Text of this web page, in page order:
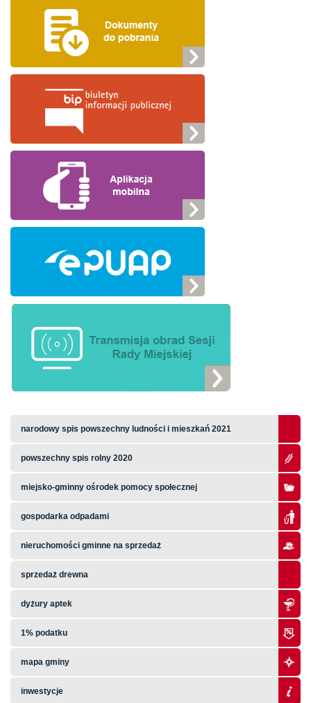
narodowy spis powszechny ludności i mieszkań 2021
powszechny spis rolny 2020
miejsko-gminny ośrodek pomocy społecznej
gospodarka odpadami
nieruchomości gminne na sprzedaż
sprzedaż drewna
dyżury aptek
1% podatku
mapa gminy
inwestycje